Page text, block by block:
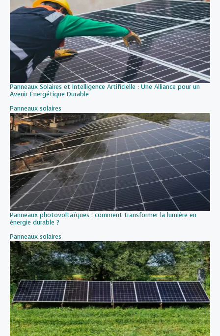
Panneaux Solaires et Intelligence Artificielle : Une Alliance pour un
Avenir Énergétique Durable
Par rapport à
Panneaux solaires
Panneaux photovoltaïques : comment transformer la lumière en
énergie durable ?
Par rapport à
Panneaux solaires